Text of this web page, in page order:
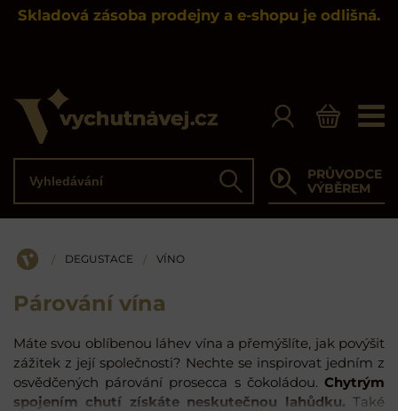
Skladová zásoba prodejny a e-shopu je odlišná.
Hledat
PRŮVODCE
VÝBĚREM
ÚVOD
/ DEGUSTACE / VÍNO
Párování vína
Máte svou oblíbenou láhev vína a přemýšlíte, jak povýšit
zážitek z její společnosti? Nechte se inspirovat jedním z
osvědčených párování prosecca s čokoládou. Chytrým
spojením chutí získáte neskutečnou lahůdku. Také